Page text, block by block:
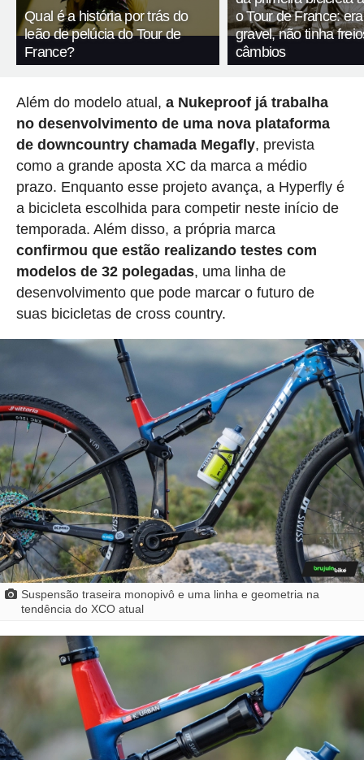
Qual é a história por trás do
leão de pelúcia do Tour de
France?
o Tour de France:
gravel, não tinha
câmbios
Além do modelo atual, a Nukeproof já trabalha
no desenvolvimento de uma nova plataforma
de downcountry chamada Megafly, prevista
como a grande aposta XC da marca a médio
prazo. Enquanto esse projeto avança, a Hyperfly é
a bicicleta escolhida para competir neste início de
temporada. Além disso, a própria marca
confirmou que estão realizando testes com
modelos de 32 polegadas, uma linha de
desenvolvimento que pode marcar o futuro de
suas bicicletas de cross country.
Suspensão traseira monopivô e uma linha e geometria na
tendência do XCO atual